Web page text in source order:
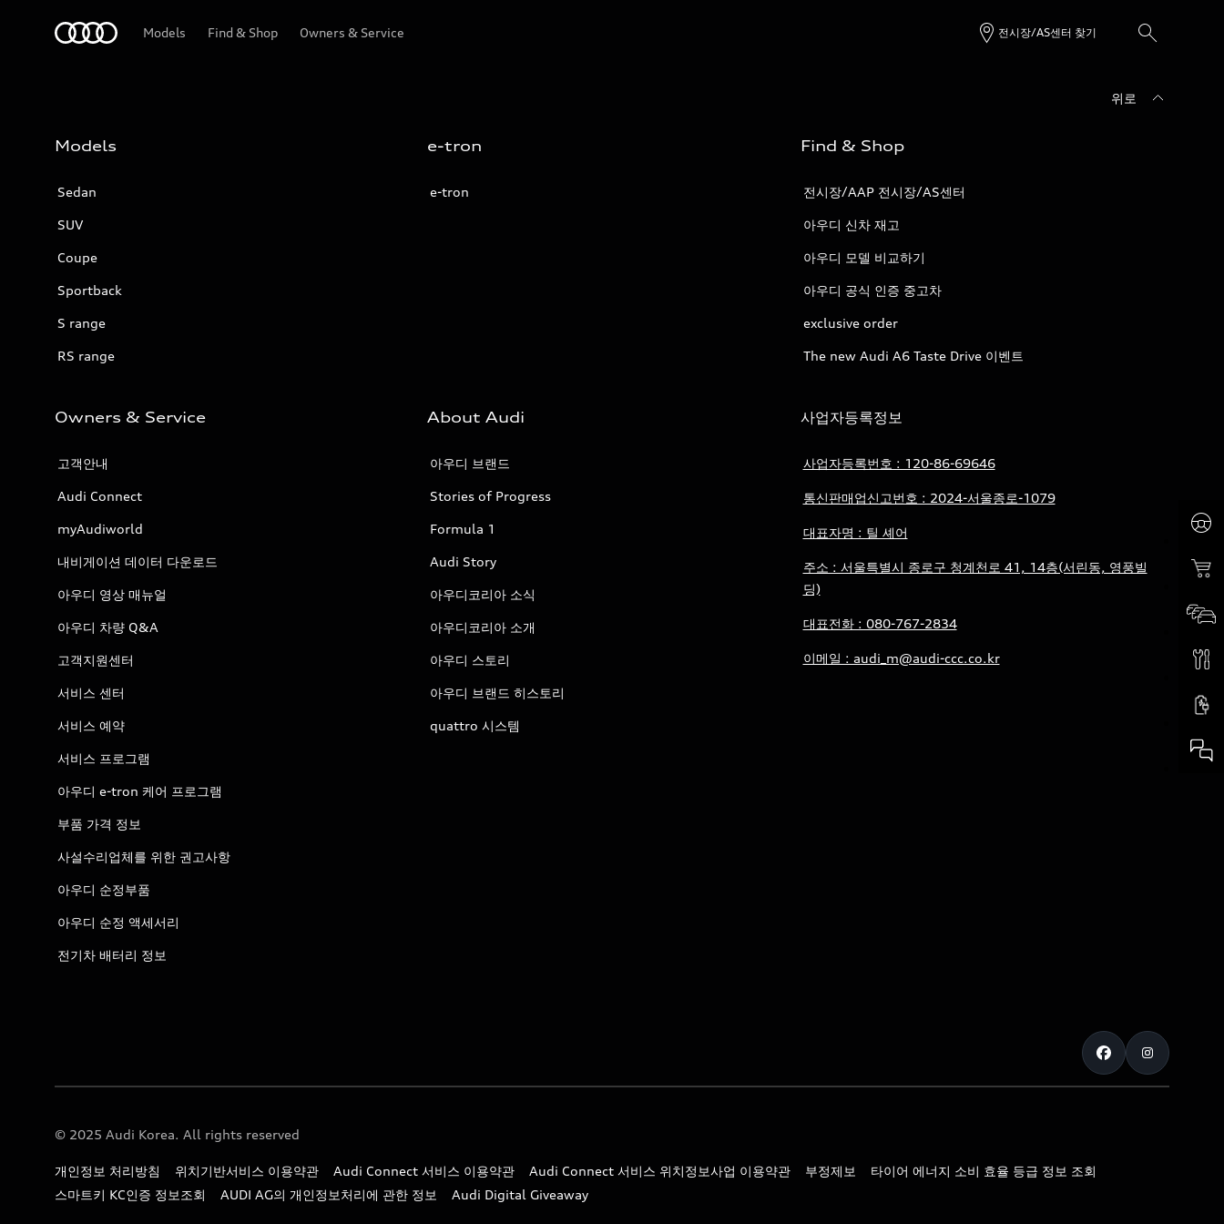
Models Find & Shop Owners & Service 전시장/AS센터 찾기
위로
Models
Sedan
SUV
Coupe
Sportback
S range
RS range
e-tron
e-tron
Find & Shop
전시장/AAP 전시장/AS센터
아우디 신차 재고
아우디 모델 비교하기
아우디 공식 인증 중고차
exclusive order
The new Audi A6 Taste Drive 이벤트
Owners & Service
고객안내
Audi Connect
myAudiworld
내비게이션 데이터 다운로드
아우디 영상 매뉴얼
아우디 차량 Q&A
고객지원센터
서비스 센터
서비스 예약
서비스 프로그램
아우디 e-tron 케어 프로그램
부품 가격 정보
사설수리업체를 위한 권고사항
아우디 순정부품
아우디 순정 액세서리
전기차 배터리 정보
About Audi
아우디 브랜드
Stories of Progress
Formula 1
Audi Story
아우디코리아 소식
아우디코리아 소개
아우디 스토리
아우디 브랜드 히스토리
quattro 시스템
사업자등록정보
사업자등록번호 : 120-86-69646
통신판매업신고번호 : 2024-서울종로-1079
대표자명 : 틸 셰어
주소 : 서울특별시 종로구 청계천로 41, 14층(서린동, 영풍빌
딩)
대표전화 : 080-767-2834
이메일 : audi_m@audi-ccc.co.kr
© 2025 Audi Korea. All rights reserved
개인정보 처리방침 위치기반서비스 이용약관 Audi Connect 서비스 이용약관 Audi Connect 서비스 위치정보사업 이용약관 부정제보
타이어 에너지 소비 효율 등급 정보 조회
스마트키 KC인증 정보조회
AUDI AG의 개인정보처리에 관한 정보 Audi Digital Giveaway